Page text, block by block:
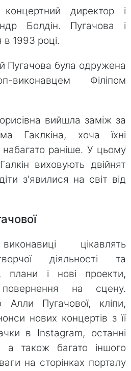
директор і
Болдін. Пугачова і
в 1993 році.
Пугачова була одружена
Філіпом
вийшла заміж за
Гаклкіна, хоча їхні
раніше. У цьому
виховують двійнят
з'явилися на світ від
цікавлять
діяльності та
плани і нові проекти,
на сцену.
Алли Пугачової, кліпи,
нових концертів з її
в Instagram, останні
а також багато іншого
на сторінках порталу